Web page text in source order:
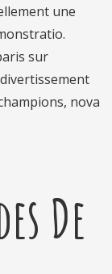
une
sur
nova
De